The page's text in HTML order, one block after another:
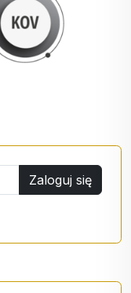
Zaloguj się